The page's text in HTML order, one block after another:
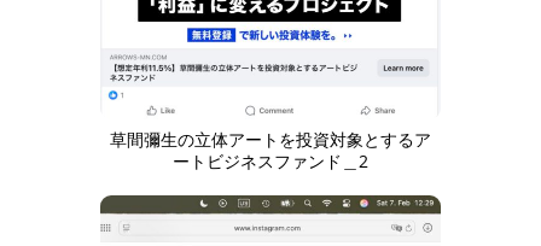
草間彌生の立体アートを投資対象とするア
ートビジネスファンド＿2